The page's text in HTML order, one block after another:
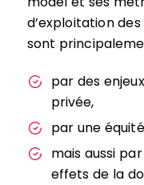
d’exploitation
sont
par des
privée,
par une
mais aussi
effets de la